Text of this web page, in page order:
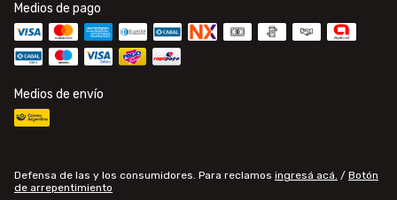
Medios de pago
Medios de envío
Defensa de las y los consumidores. Para reclamos ingresá acá. / Botón
de arrepentimiento